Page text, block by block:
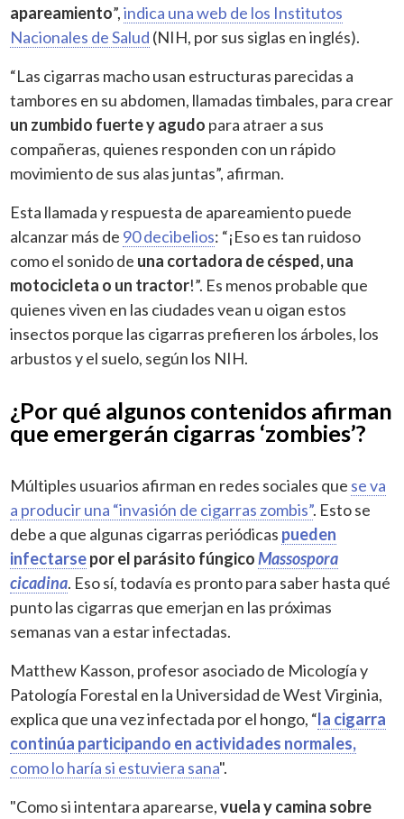
apareamiento”,indica una web de los Institutos
Nacionales de Salud (NIH, por sus siglas en inglés).
“Las cigarras macho usan estructuras parecidas a
tambores en su abdomen, llamadas timbales, para crear
un zumbido fuerte y agudo para atraer a sus
compañeras, quienes responden con un rápido
movimiento de sus alas juntas”, afirman.
Esta llamada y respuesta de apareamiento puede
alcanzar más de 90 decibelios: “¡Eso es tan ruidoso
como el sonido de una cortadora de césped, una
motocicleta o un tractor!”. Es menos probable que
quienes viven en las ciudades vean u oigan estos
insectos porque las cigarras prefieren los árboles, los
arbustos y el suelo, según los NIH.
¿Por qué algunos contenidos afirman
que emergerán cigarras ‘zombies’?
Múltiples usuarios afirman en redes sociales que se va
a producir una “invasión de cigarras zombis”. Esto se
debe a que algunas cigarras periódicas pueden
infectarsepor el parásito fúngicoMassospora
cicadina. Eso sí, todavía es pronto para saber hasta qué
punto las cigarras que emerjan en las próximas
semanas van a estar infectadas.
Matthew Kasson, profesor asociado de Micología y
Patología Forestal en la Universidad de West Virginia,
explica que una vez infectada por el hongo, “la cigarra
continúa participando en actividades normales,
como lo haría si estuviera sana".
"Como si intentara aparearse,vuela y camina sobre